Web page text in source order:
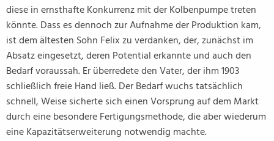
diese in ernsthafte Konkurrenz mit der Kolbenpumpe treten
könnte. Dass es dennoch zur Aufnahme der Produktion kam,
ist dem ältesten Sohn Felix zu verdanken, der, zunächst im
Absatz eingesetzt, deren Potential erkannte und auch den
Bedarf voraussah. Er überredete den Vater, der ihm 1903
schließlich freie Hand ließ. Der Bedarf wuchs tatsächlich
schnell, Weise sicherte sich einen Vorsprung auf dem Markt
durch eine besondere Fertigungsmethode, die aber wiederum
eine Kapazitätserweiterung notwendig machte.